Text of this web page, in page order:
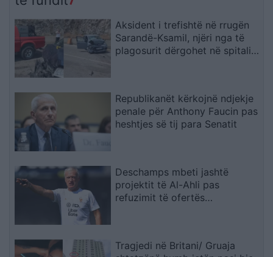
shqiptarët në Dubai
Aksident i trefishtë në rrugën
Sarandë-Ksamil, njëri nga të
plagosurit dërgohet në spitalin
Republikanët kërkojnë ndjekje
penale për Anthony Faucin pas
heshtjes së tij para Senatit
Deschamps mbeti jashtë
projektit të Al-Ahli pas
refuzimit të ofertës
Tragjedi në Britani/ Gruaja